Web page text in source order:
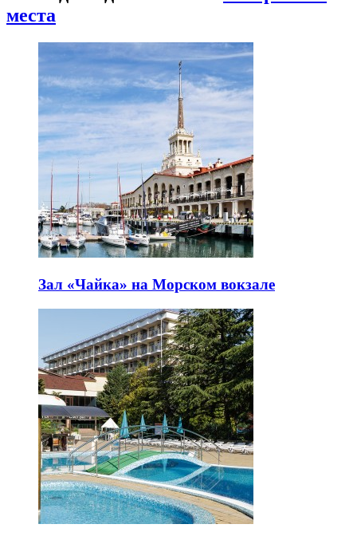
места
Зал «Чайка» на Морском вокзале